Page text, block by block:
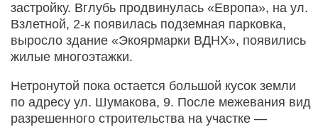
застройку. Вглубь продвинулась «Европа», на ул.
Взлетной, 2-к появилась подземная парковка,
выросло здание «Экоярмарки ВДНХ», появились
жилые многоэтажки.
Нетронутой пока остается большой кусок земли
по адресу ул. Шумакова, 9. После межевания вид
разрешенного строительства на участке —